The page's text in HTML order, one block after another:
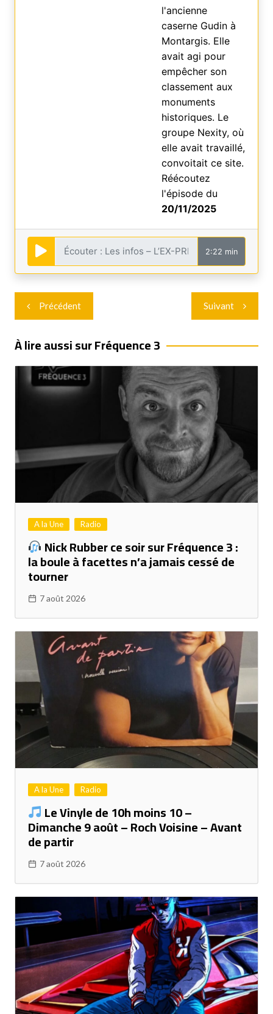
l'ancienne
caserne Gudin à
Montargis. Elle
avait agi pour
empêcher son
classement aux
monuments
historiques. Le
groupe Nexity, où
elle avait travaillé,
convoitait ce site.
Réécoutez
l'épisode du
20/11/2025
2:22 min
Navigation
de
l’article
Précédent Suivant
À lire aussi sur Fréquence 3
A la Une Radio
Nick Rubber ce soir sur Fréquence 3 :
la boule à facettes n’a jamais cessé de
tourner
7 août 2026
A la Une Radio
Le Vinyle de 10h moins 10 –
Dimanche 9 août – Roch Voisine – Avant
de partir
7 août 2026